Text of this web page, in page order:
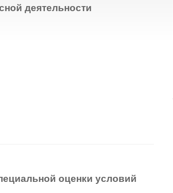
деятельности
оценки условий